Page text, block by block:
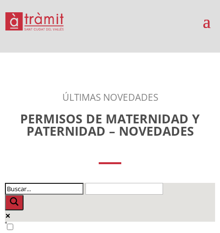
ÚLTIMAS NOVEDADES
PERMISOS DE MATERNIDAD Y
PATERNIDAD – NOVEDADES